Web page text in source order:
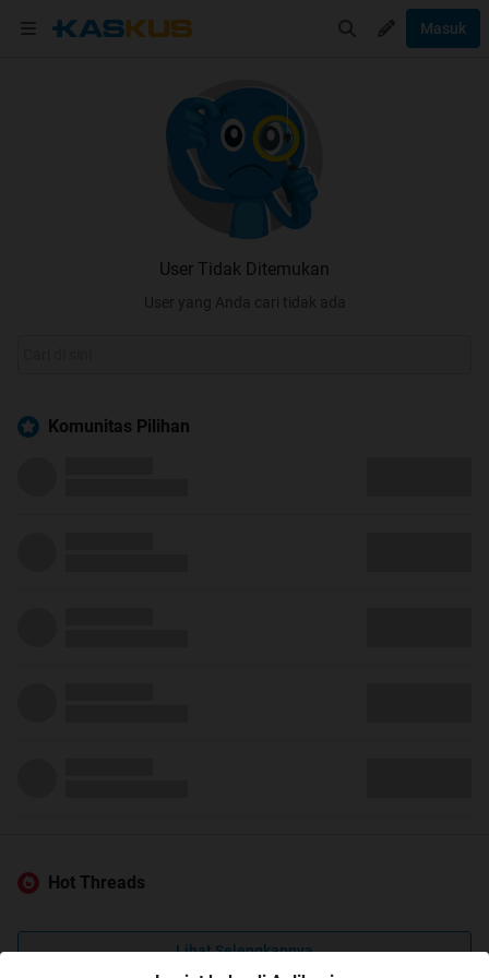
Masuk
User Tidak Ditemukan
User yang Anda cari tidak ada
Komunitas Pilihan
Hot Threads
Lihat Selengkapnya